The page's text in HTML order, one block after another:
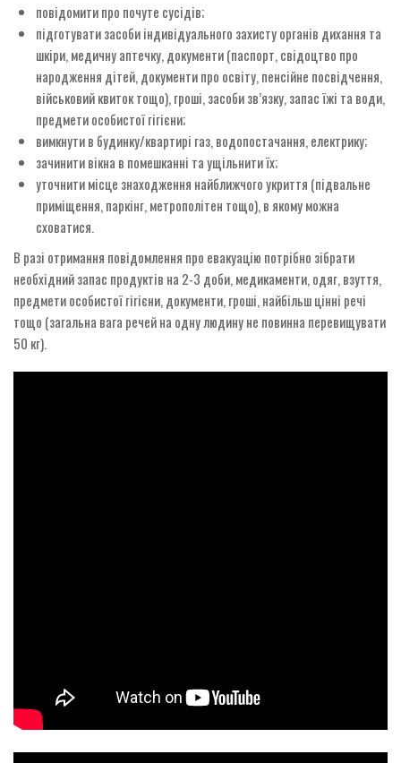
повідомити про почуте сусідів;
підготувати засоби індивідуального захисту органів дихання та
шкіри, медичну аптечку, документи (паспорт, свідоцтво про
народження дітей, документи про освіту, пенсійне посвідчення,
військовий квиток тощо), гроші, засоби зв’язку, запас їжі та води,
предмети особистої гігієни;
вимкнути в будинку/квартирі газ, водопостачання, електрику;
зачинити вікна в помешканні та ущільнити їх;
уточнити місце знаходження найближчого укриття (підвальне
приміщення, паркінг, метрополітен тощо), в якому можна
сховатися.
В разі отримання повідомлення про евакуацію потрібно зібрати
необхідний запас продуктів на 2-3 доби, медикаменти, одяг, взуття,
предмети особистої гігієни, документи, гроші, найбільш цінні речі
тощо (загальна вага речей на одну людину не повинна перевищувати
50 кг).